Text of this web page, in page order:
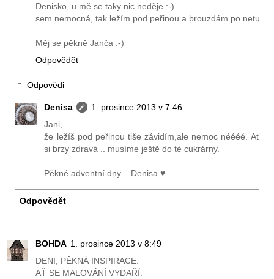
Denisko, u mě se taky nic neděje :-)
sem nemocná, tak ležím pod peřinou a brouzdám po netu.
Měj se pěkně Janča :-)
Odpovědět
Odpovědi
Denisa
1. prosince 2013 v 7:46
Jani,
že ležíš pod peřinou tiše závidím,ale nemoc néééé. Ať
si brzy zdravá .. musíme ještě do té cukrárny.
Pěkné adventní dny .. Denisa ♥
Odpovědět
BOHDA 1. prosince 2013 v 8:49
DENI, PĚKNÁ INSPIRACE.
AŤ SE MALOVÁNÍ VYDAŘÍ.